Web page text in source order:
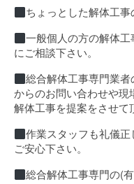
ちょっとした解体工事
一般個人の方の解体
にご相談下さい。
総合解体工事専門業
からのお問い合わせや現
解体工事を提案をさせて
作業スタッフも礼儀
ご安心下さい。
総合解体工事専門の(